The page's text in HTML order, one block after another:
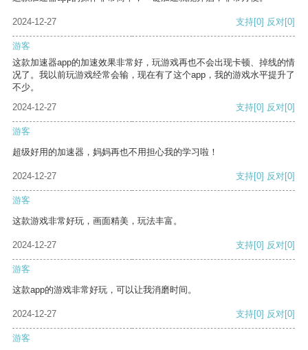
2024-12-27 支持[0] 反对[0]
游客
这款加速器app的加速效果非常好，玩游戏再也不会出现卡顿、掉线的情
况了。我以前玩游戏经常会输，现在有了这个app，我的游戏水平提升了
不少。
2024-12-27
支持[0] 反对[0]
游客
超级好用的加速器，妈妈再也不用担心我的学习啦！
2024-12-27 支持[0] 反对[0]
游客
这款游戏非常好玩，画面精美，玩法丰富。
2024-12-27 支持[0] 反对[0]
游客
这款app的游戏非常好玩，可以让我消磨时间。
2024-12-27 支持[0] 反对[0]
游客